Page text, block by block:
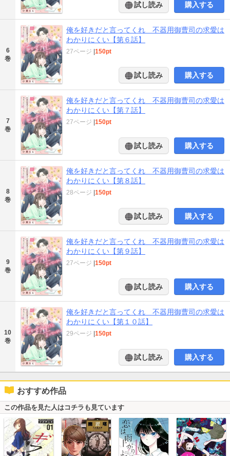
試し読み 購入する
6
巻
俺を好きだと言ってくれ 不器用御曹司の求愛は
わかりにくい【第６話】
27ページ |150pt
試し読み 購入する
7
巻
俺を好きだと言ってくれ 不器用御曹司の求愛は
わかりにくい【第７話】
27ページ |150pt
試し読み 購入する
8
巻
俺を好きだと言ってくれ 不器用御曹司の求愛は
わかりにくい【第８話】
28ページ |150pt
試し読み 購入する
9
巻
俺を好きだと言ってくれ 不器用御曹司の求愛は
わかりにくい【第９話】
27ページ |150pt
試し読み 購入する
10
巻
俺を好きだと言ってくれ 不器用御曹司の求愛は
わかりにくい【第１０話】
29ページ |150pt
試し読み 購入する
おすすめ作品
この作品を見た人はコチラも見ています